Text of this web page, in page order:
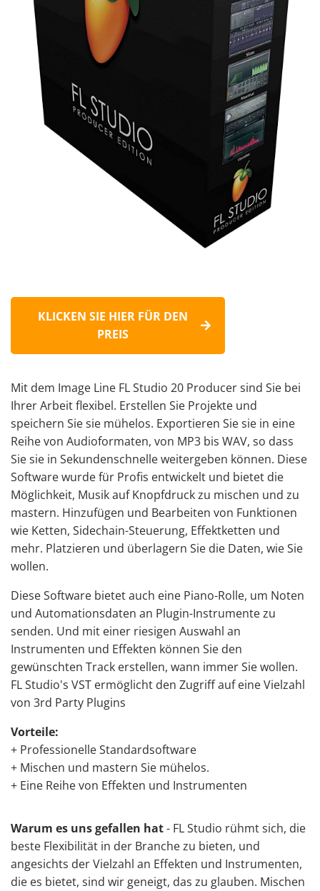
KLICKEN SIE HIER FÜR DEN
PREIS
Mit dem Image Line FL Studio 20 Producer sind Sie bei
Ihrer Arbeit flexibel. Erstellen Sie Projekte und
speichern Sie sie mühelos. Exportieren Sie sie in eine
Reihe von Audioformaten, von MP3 bis WAV, so dass
Sie sie in Sekundenschnelle weitergeben können. Diese
Software wurde für Profis entwickelt und bietet die
Möglichkeit, Musik auf Knopfdruck zu mischen und zu
mastern. Hinzufügen und Bearbeiten von Funktionen
wie Ketten, Sidechain-Steuerung, Effektketten und
mehr. Platzieren und überlagern Sie die Daten, wie Sie
wollen.
Diese Software bietet auch eine Piano-Rolle, um Noten
und Automationsdaten an Plugin-Instrumente zu
senden. Und mit einer riesigen Auswahl an
Instrumenten und Effekten können Sie den
gewünschten Track erstellen, wann immer Sie wollen.
FL Studio's VST ermöglicht den Zugriff auf eine Vielzahl
von 3rd Party Plugins
Vorteile:
+ Professionelle Standardsoftware
+ Mischen und mastern Sie mühelos.
+ Eine Reihe von Effekten und Instrumenten
Warum es uns gefallen hat- FL Studio rühmt sich, die
beste Flexibilität in der Branche zu bieten, und
angesichts der Vielzahl an Effekten und Instrumenten,
die es bietet, sind wir geneigt, das zu glauben. Mischen